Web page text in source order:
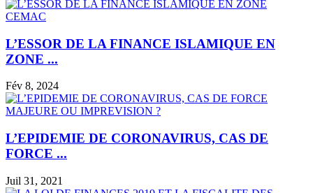
L’ESSOR DE LA FINANCE ISLAMIQUE EN
ZONE ...
Fév 8, 2024
L’EPIDEMIE DE CORONAVIRUS, CAS DE
FORCE ...
Juil 31, 2021